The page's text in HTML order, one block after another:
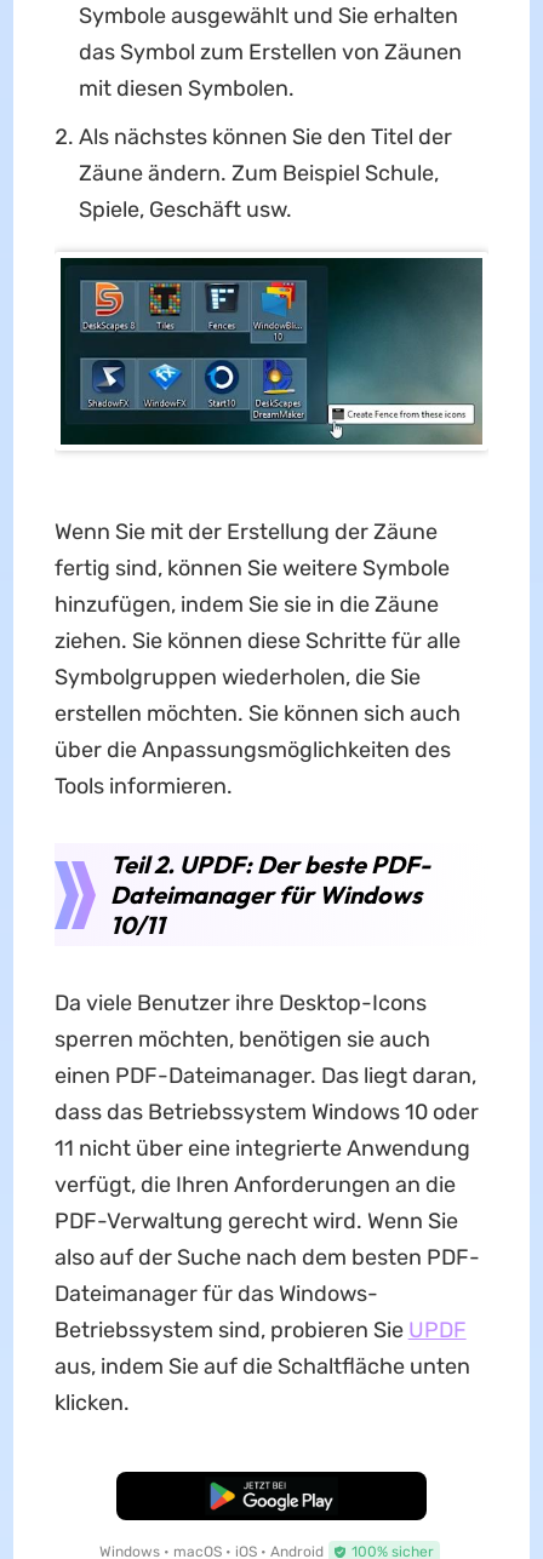
Symbole ausgewählt und Sie erhalten
das Symbol zum Erstellen von Zäunen
mit diesen Symbolen.
Als nächstes können Sie den Titel der
Zäune ändern. Zum Beispiel Schule,
Spiele, Geschäft usw.
Wenn Sie mit der Erstellung der Zäune
fertig sind, können Sie weitere Symbole
hinzufügen, indem Sie sie in die Zäune
ziehen. Sie können diese Schritte für alle
Symbolgruppen wiederholen, die Sie
erstellen möchten. Sie können sich auch
über die Anpassungsmöglichkeiten des
Tools informieren.
Teil 2. UPDF: Der beste PDF-
Dateimanager für Windows
10/11
Da viele Benutzer ihre Desktop-Icons
sperren möchten, benötigen sie auch
einen PDF-Dateimanager. Das liegt daran,
dass das Betriebssystem Windows 10 oder
11 nicht über eine integrierte Anwendung
verfügt, die Ihren Anforderungen an die
PDF-Verwaltung gerecht wird. Wenn Sie
also auf der Suche nach dem besten PDF-
Dateimanager für das Windows-
Betriebssystem sind, probieren Sie UPDF
aus, indem Sie auf die Schaltfläche unten
klicken.
Kostenloser Download
Windows • macOS • iOS • Android 100% sicher